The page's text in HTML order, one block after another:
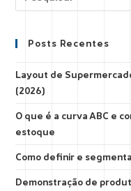
Posts Recentes
Layout de
(2026)
O que é a curva ABC e
estoque
Como definir e
Demonstração de